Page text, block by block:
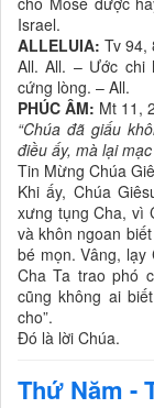
Israel.
ALLELUIA: Tv 94,
All. All. – Ước chi
cứng lòng. – All.
PHÚC ÂM: Mt 11,
“Chúa đã giấu
điều ấy, mà lại
Tin Mừng Chúa
Khi ấy, Chúa
xưng tụng Cha, vì
và khôn ngoan
bé mọn. Vâng,
Cha Ta trao phó
cũng không ai
cho”.
Đó là lời Chúa.
Thứ Năm -